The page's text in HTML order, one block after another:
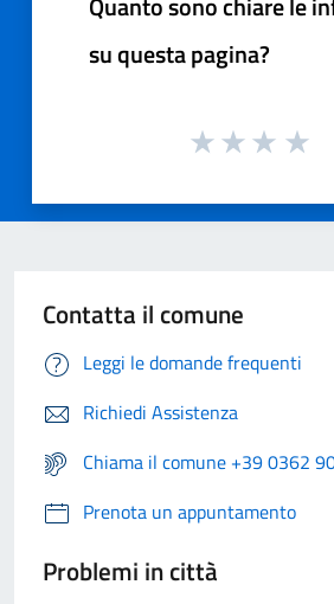
su questa pagina?
Contatta il comune
Leggi le domande frequenti
Richiedi Assistenza
Chiama il comune +39 0362
Prenota un appuntamento
Problemi in città